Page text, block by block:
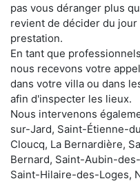
pas vous déranger plus
revient de décider du
prestation.
En tant que
nous recevons votre
dans votre villa ou dans
afin d'inspecter les lieux.
Nous intervenons
sur-Jard, Saint-Étienne-
Cloucq, La Bernardière,
Bernard, Saint-Aubin-
Saint-Hilaire-des-Loges,